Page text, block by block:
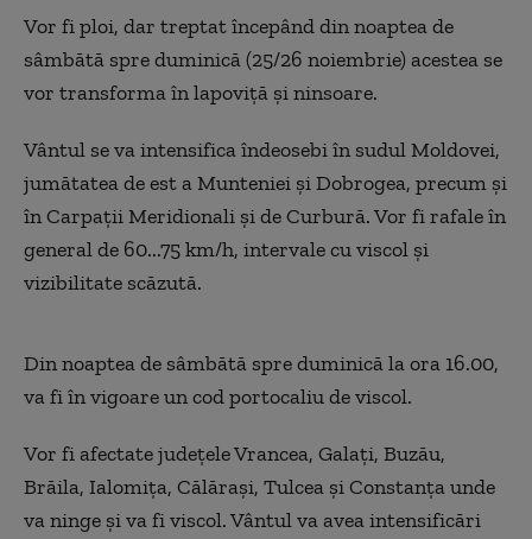
Vor fi ploi, dar treptat începând din noaptea de
sâmbătă spre duminică (25/26 noiembrie) acestea se
vor transforma în lapoviță și ninsoare.
Vântul se va intensifica îndeosebi în sudul Moldovei,
jumătatea de est a Munteniei și Dobrogea, precum și
în Carpații Meridionali și de Curbură. Vor fi rafale în
general de 60...75 km/h, intervale cu viscol și
vizibilitate scăzută.
Din noaptea de sâmbătă spre duminică la ora 16.00,
va fi în vigoare un cod portocaliu de viscol.
Vor fi afectate județele Vrancea, Galați, Buzău,
Brăila, Ialomița, Călărași, Tulcea și Constanța unde
va ninge și va fi viscol. Vântul va avea intensificări